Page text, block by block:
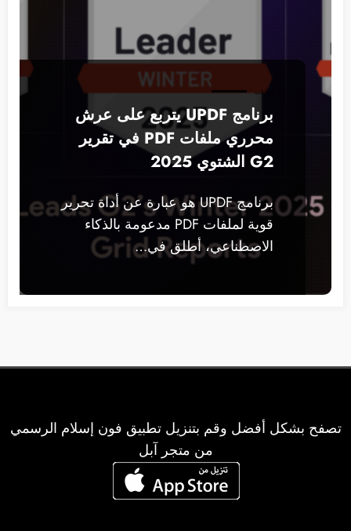
إعلانات
برنامج UPDF يتربع على عرش
محرري ملفات PDF في تقرير
G2 الشتوي 2025
برنامج UPDF هو عبارة عن أداة تحرير
قوية لملفات PDF مدعومة بالذكاء
الاصطناعي، أطلق في…
تصفح بشكل أفضل وقم بتنزيل تطبيق فون إسلام الرسمي
من متجر آبل